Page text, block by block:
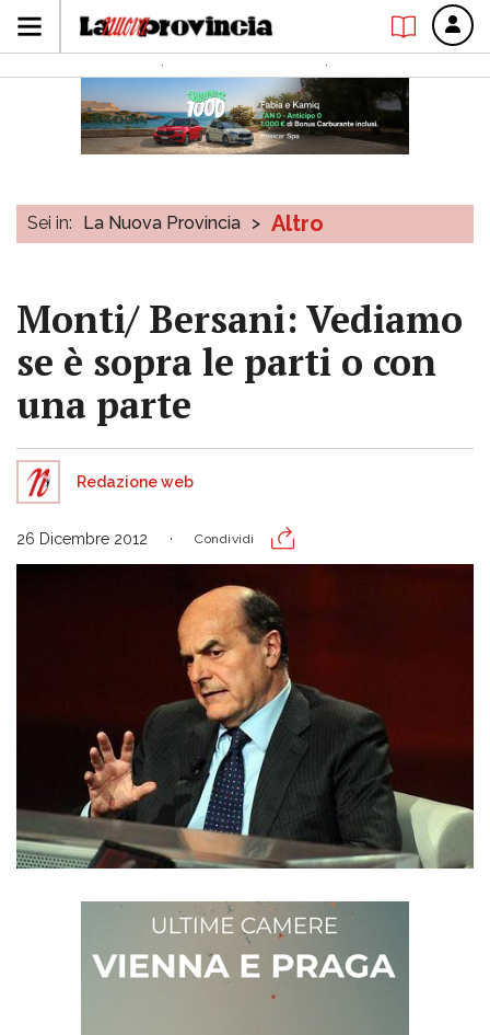
Sei in: La Nuova Provincia > Altro
Monti/ Bersani: Vediamo
se è sopra le parti o con
una parte
Redazione web
26 Dicembre 2012 Condividi